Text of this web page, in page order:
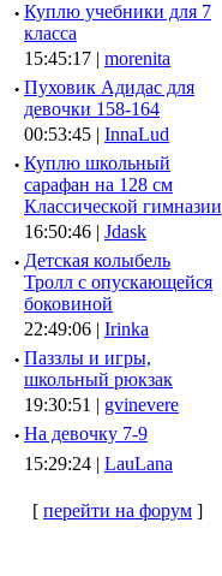
· Куплю учебники для 7
класса
15:45:17 | morenita
· Пуховик Адидас для
девочки 158-164
00:53:45 | InnaLud
· Куплю школьный
сарафан на 128 см
Классической гимназии
16:50:46 | Jdask
· Детская колыбель
Тролл с опускающейся
боковиной
22:49:06 | Irinka
· Паззлы и игры,
школьный рюкзак
19:30:51 | gvinevere
· Hа девочку 7-9
15:29:24 | LauLana
[ перейти на форум ]